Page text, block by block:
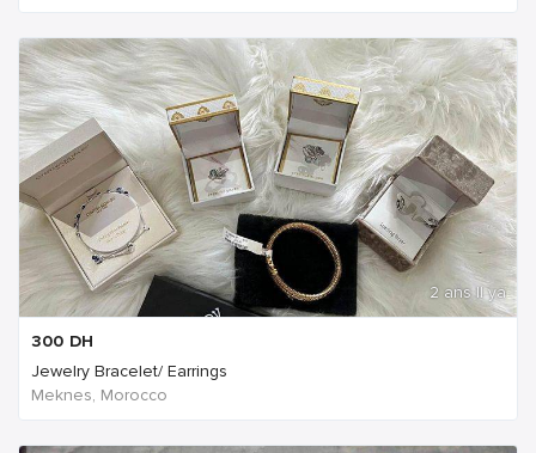
2 ans Il ya
300 DH
Jewelry Bracelet/ Earrings
Meknes, Morocco